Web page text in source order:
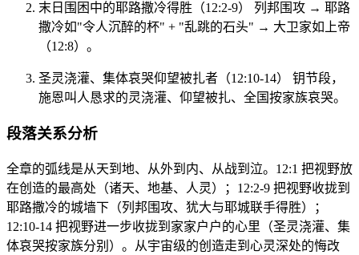
末日围困中的耶路撒冷得胜（12:2-9） 列邦围攻 → 耶路
撒冷如"令人沉醉的杯" + "乱跳的石头" → 大卫家如上帝
（12:8）。
圣灵浇灌、集体哀哭仰望被扎者（12:10-14） 钥节段，
施恩叫人恳求的灵浇灌、仰望被扎、全国按家族哀哭。
段落关系分析
全章的弧线是从天到地、从外到内、从战到泣。12:1 把视野放
在创造的最高处（诸天、地基、人灵）；12:2-9 把视野收拢到
耶路撒冷的城墙下（列邦围攻、犹大与耶城联手得胜）；
12:10-14 把视野进一步收拢到家家户户的心里（圣灵浇灌、集
体哀哭按家族分别）。从宇宙级的创造走到心灵深处的悔改